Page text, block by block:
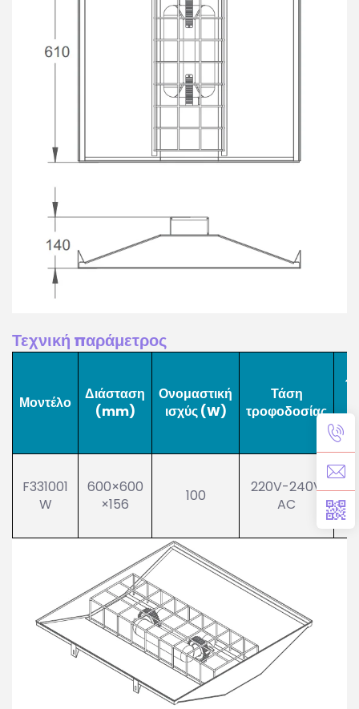
Τεχνική παράμετρος
Μοντέλο
Διάσταση
(mm)
Ονομαστική
ισχύς (W)
Τάση
τροφοδοσίας
F331001
W
600×600
×156
100
220V-240V
AC